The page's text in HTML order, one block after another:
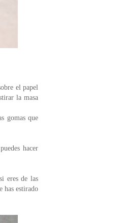
el papel
la masa
gomas que
hacer
eres de las
has estirado